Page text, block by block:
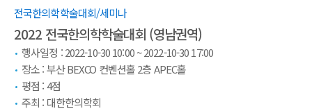
전국한의학학술대회/세미나
2022 전국한의학학술대회 (영남권역)
행사일정 : 2022-10-30 10:00 ~ 2022-10-30 17:00
장소 :부산 BEXCO 컨벤션홀 2층 APEC홀
평점 :4점
주최 : 대한한의학회